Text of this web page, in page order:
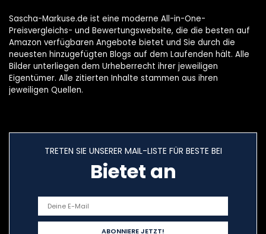
Sascha-Markuse.de ist eine moderne All-in-One-
Preisvergleichs- und Bewertungswebsite, die die besten auf
Amazon verfügbaren Angebote bietet und Sie durch die
neuesten hinzugefügten Blogs auf dem Laufenden hält. Alle
Bilder unterliegen dem Urheberrecht ihrer jeweiligen
Eigentümer. Alle zitierten Inhalte stammen aus ihren
jeweiligen Quellen.
TRETEN SIE UNSERER MAIL-LISTE FÜR BESTE BEI
Bietet an